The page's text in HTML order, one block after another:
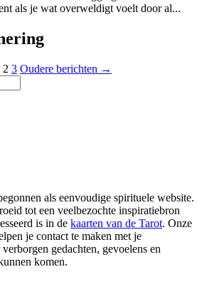
als je wat overweldigt voelt door al...
2 3 Oudere berichten →
als eenvoudige spirituele website.
tot een veelbezochte inspiratiebron
is in de kaarten van de Tarot. Onze
je contact te maken met je
gedachten, gevoelens en
komen.